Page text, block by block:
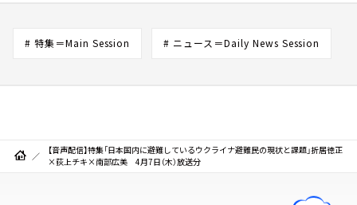
# 特集＝Main Session # ニュース＝Daily News Session
【音声配信】特集「日本国内に避難しているウクライナ避難民の現状と課題」折居徳正
×荻上チキ×南部広美 4月7日（木）放送分